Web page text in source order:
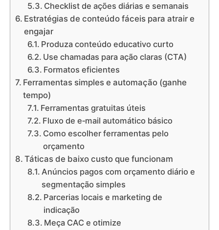
Checklist de ações diárias e semanais
Estratégias de conteúdo fáceis para atrair e
engajar
Produza conteúdo educativo curto
Use chamadas para ação claras (CTA)
Formatos eficientes
Ferramentas simples e automação (ganhe
tempo)
Ferramentas gratuitas úteis
Fluxo de e‑mail automático básico
Como escolher ferramentas pelo
orçamento
Táticas de baixo custo que funcionam
Anúncios pagos com orçamento diário e
segmentação simples
Parcerias locais e marketing de
indicação
Meça CAC e otimize